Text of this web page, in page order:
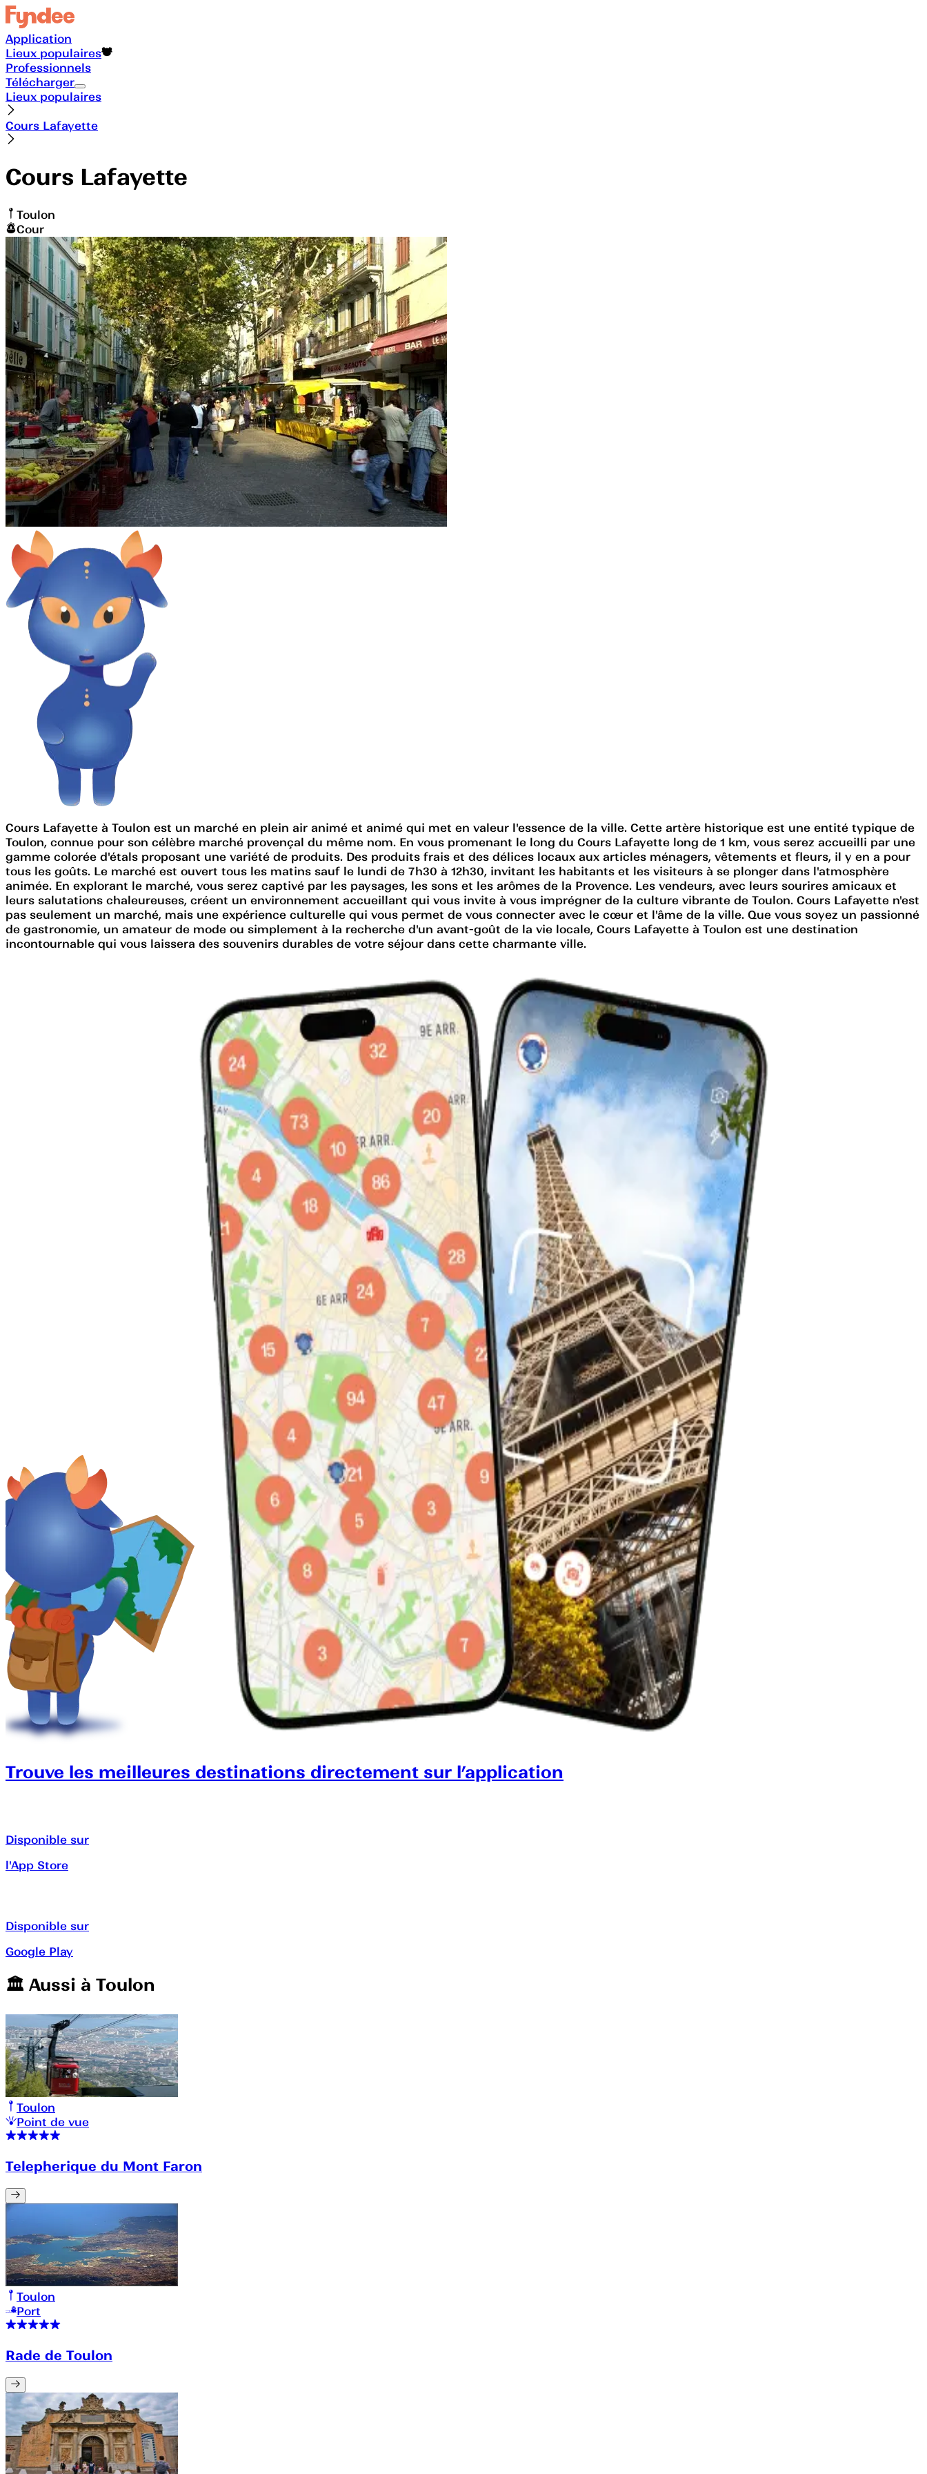
Application
Lieux populaires
Professionnels
Télécharger
Lieux populaires
Cours Lafayette
Cours Lafayette
Toulon
Cour
Cours Lafayette à Toulon est un marché en plein air animé et animé qui met en valeur l'essence de la ville. Cette artère historique est une entité typique de
Toulon, connue pour son célèbre marché provençal du même nom. En vous promenant le long du Cours Lafayette long de 1 km, vous serez accueilli par une
gamme colorée d'étals proposant une variété de produits. Des produits frais et des délices locaux aux articles ménagers, vêtements et fleurs, il y en a pour
tous les goûts. Le marché est ouvert tous les matins sauf le lundi de 7h30 à 12h30, invitant les habitants et les visiteurs à se plonger dans l'atmosphère
animée. En explorant le marché, vous serez captivé par les paysages, les sons et les arômes de la Provence. Les vendeurs, avec leurs sourires amicaux et
leurs salutations chaleureuses, créent un environnement accueillant qui vous invite à vous imprégner de la culture vibrante de Toulon. Cours Lafayette n'est
pas seulement un marché, mais une expérience culturelle qui vous permet de vous connecter avec le cœur et l'âme de la ville. Que vous soyez un passionné
de gastronomie, un amateur de mode ou simplement à la recherche d'un avant-goût de la vie locale, Cours Lafayette à Toulon est une destination
incontournable qui vous laissera des souvenirs durables de votre séjour dans cette charmante ville.
Trouve les meilleures destinations directement sur l’application
Disponible sur
l'App Store
Disponible sur
Google Play
🏛️️ Aussi à Toulon
Toulon
Point de vue
Telepherique du Mont Faron
Toulon
Port
Rade de Toulon